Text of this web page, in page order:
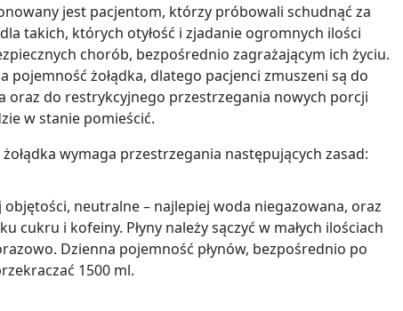
jest pacjentom, którzy próbowali schudnąć za
takich, których otyłość i zjadanie ogromnych ilości
chorób, bezpośrednio zagrażającym ich życiu.
pojemność żołądka, dlatego pacjenci zmuszeni są do
oraz do restrykcyjnego przestrzegania nowych porcji
w stanie pomieścić.
wymaga przestrzegania następujących zasad:
objętości, neutralne – najlepiej woda niegazowana, oraz
cukru i kofeiny. Płyny należy sączyć w małych ilościach
Dzienna pojemność płynów, bezpośrednio po
1500 ml.